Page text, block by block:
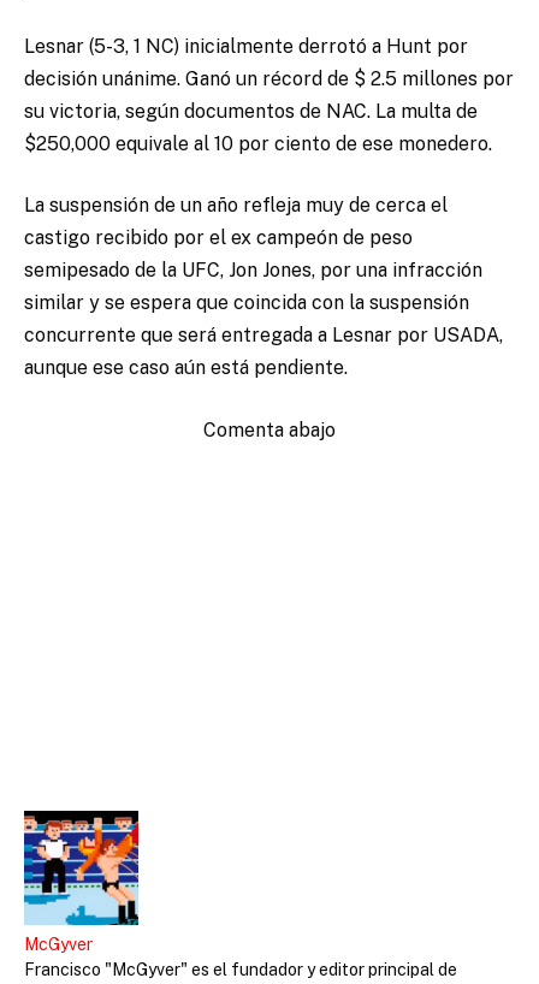
Lesnar (5-3, 1 NC) inicialmente derrotó a Hunt por
decisión unánime. Ganó un récord de $ 2.5 millones por
su victoria, según documentos de NAC. La multa de
$250,000 equivale al 10 por ciento de ese monedero.
La suspensión de un año refleja muy de cerca el
castigo recibido por el ex campeón de peso
semipesado de la UFC, Jon Jones, por una infracción
similar y se espera que coincida con la suspensión
concurrente que será entregada a Lesnar por USADA,
aunque ese caso aún está pendiente.
Comenta abajo
McGyver
Francisco "McGyver" es el fundador y editor principal de